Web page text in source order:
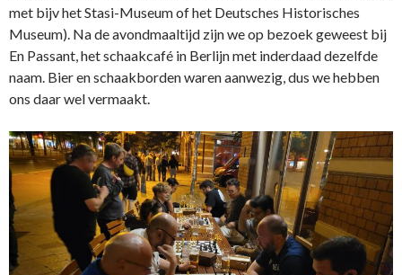
met bijv het Stasi-Museum of het Deutsches Historisches
Museum). Na de avondmaaltijd zijn we op bezoek geweest bij
En Passant, het schaakcafé in Berlijn met inderdaad dezelfde
naam. Bier en schaakborden waren aanwezig, dus we hebben
ons daar wel vermaakt.